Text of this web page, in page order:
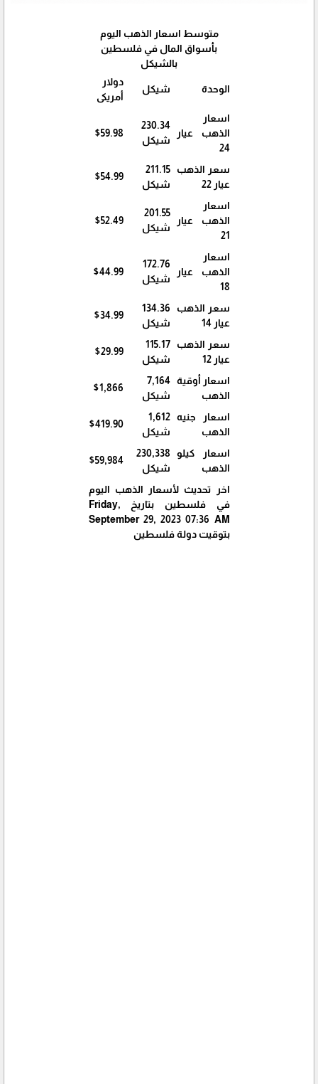
متوسط اسعار الذهب اليوم
بأسواق المال في فلسطين
بالشيكل
الوحدة شيكل
دولار
أمريكى
اسعار
الذهب عيار
24
230.34
شيكل
$59.98
سعر الذهب
عيار 22
211.15
شيكل
$54.99
اسعار
الذهب عيار
21
201.55
شيكل
$52.49
اسعار
الذهب عيار
18
172.76
شيكل
$44.99
سعر الذهب
عيار 14
134.36
شيكل
$34.99
سعر الذهب
عيار 12
115.17
شيكل
$29.99
اسعار أوقية
الذهب
7,164
شيكل
$1,866
اسعار جنيه
الذهب
1,612
شيكل
$419.90
اسعار كيلو
الذهب
230,338
شيكل
$59,984
اخر تحديث لأسعار الذهب اليوم
في فلسطين بتاريخ Friday,
September 29, 2023 07:36 AM
بتوقيت دولة فلسطين